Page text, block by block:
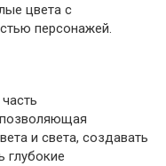
цвета с
персонажей.
позволяющая
и света, создавать
глубокие